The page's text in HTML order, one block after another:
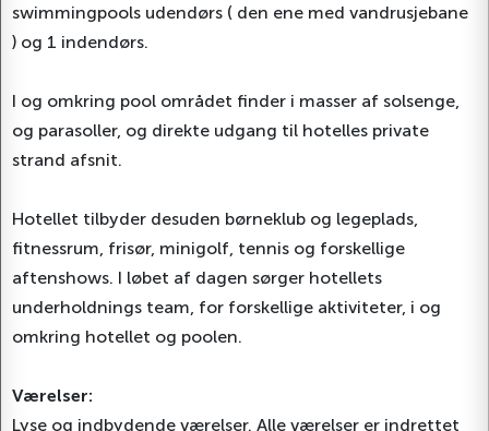
swimmingpools udendørs ( den ene med vandrusjebane
) og 1 indendørs.
I og omkring pool området finder i masser af solsenge,
og parasoller, og direkte udgang til hotelles private
strand afsnit.
Hotellet tilbyder desuden børneklub og legeplads,
fitnessrum, frisør, minigolf, tennis og forskellige
aftenshows. I løbet af dagen sørger hotellets
underholdnings team, for forskellige aktiviteter, i og
omkring hotellet og poolen.
Værelser:
Lyse og indbydende værelser. Alle værelser er indrettet